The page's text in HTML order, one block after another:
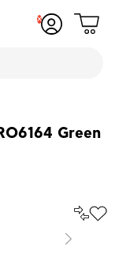
Δες
Green
Επόμενο